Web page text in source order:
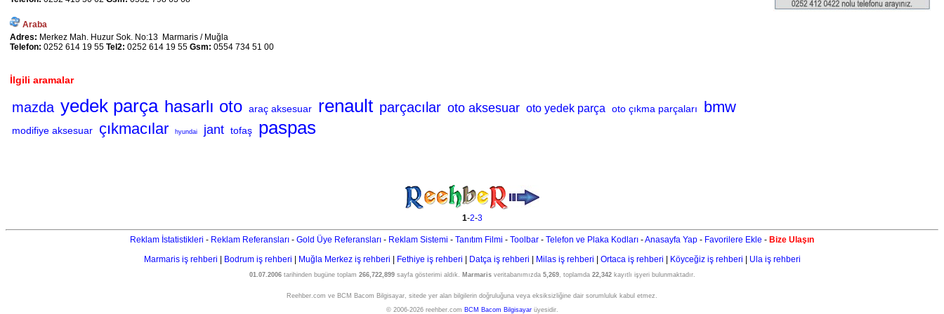
Araba
Adres: Merkez Mah. Huzur Sok. No:13 Marmaris / Muğla
Telefon: 0252 614 19 55 Tel2: 0252 614 19 55 Gsm: 0554 734 51 00
İlgili aramalar
mazda yedek parça hasarlı oto araç aksesuar renault parçacılar oto aksesuar oto yedek parça oto çıkma parçaları bmw
modifiye aksesuar çıkmacılar hyundai jant tofaş paspas
1-2-3
Reklam İstatistikleri - Reklam Referansları - Gold Üye Referansları - Reklam Sistemi - Tanıtım Filmi - Toolbar - Telefon ve Plaka Kodları -Anasayfa Yap - Favorilere Ekle - Bize Ulaşın
Marmaris iş rehberi
Bodrum iş rehberi Muğla Merkez iş rehberi Fethiye iş rehberi Datça iş rehberi Milas iş rehberi Ortaca iş rehberi Köyceğiz iş rehberi Ula iş rehberi
01.07.2006tarihinden bugüne toplam 266,722,899sayfa gösterimi aldık. Marmarisveritabanımızda 5,269, toplamda 22,342kayıtlı işyeri bulunmaktadır.
Reehber.com ve BCM Bacom Bilgisayar, sitede yer alan bilgilerin doğruluğuna veya eksiksizliğine dair sorumluluk kabul etmez.
© 2006-2026 reehber.com BCM Bacom Bilgisayarüyesidir.